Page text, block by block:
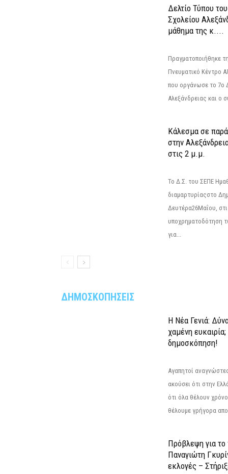
Δελτίο Τύπου
Σχολείου
μάθημα της κ....
Πραγματοποιήθηκε
Πνευματικό Κέντρο
που οργάνωσε το 7ο
Αλεξάνδρειας και ο
Κάλεσμα σε
στην
στις 2 μ.μ.
Το Δ.Σ. του ΣΕΠΕ
διαμαρτυρίαςστο
Δευτέρα26Μαΐου,
υποχρηματοδότηση
για...
ΔΗΜΟΣΚΟΠΗΣΕΙΣ
Η Νέα Γενιά:
χαμένη
δημοσκόπηση!
Αγαπητοί
ακούσει ότι στην
ότι όλα θέλουν
θέλουμε γρήγορα
Πρόβλεψη για
Παναγιώτη
εκλογές –